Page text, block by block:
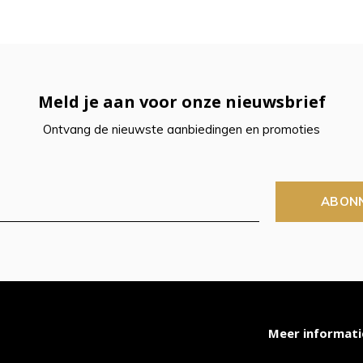
Meld je aan voor onze nieuwsbrief
Ontvang de nieuwste aanbiedingen en promoties
Meer